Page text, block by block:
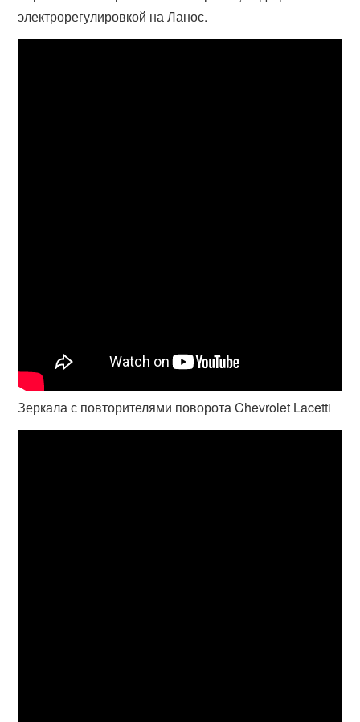
электрорегулировкой на Ланос.
Зеркала с повторителями поворота Chevrolet Lacetti